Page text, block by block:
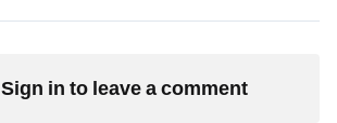
Sign in to leave a comment